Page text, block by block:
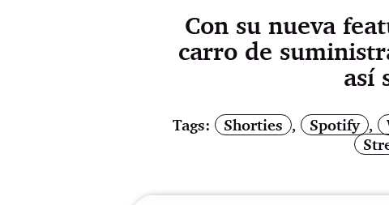
Con su nueva
carro de
así
Tags: Shorties , Spotify ,